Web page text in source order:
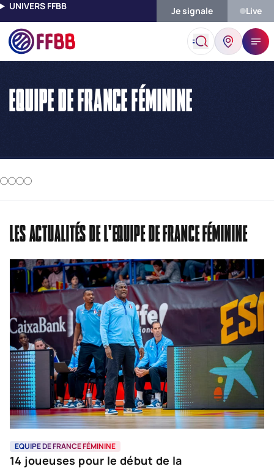
UNIVERS FFBB Je signale Live
Accueil Equipe De France Féminine
EQUIPE DE FRANCE FÉMININE
LES ACTUALITÉS DE L'EQUIPE DE FRANCE FÉMININE
EQUIPE DE FRANCE FÉMININE
14 joueuses pour le début de la